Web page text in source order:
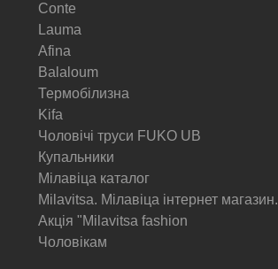
Conte
Lauma
Afina
Balaloum
Термобілизна
Kifa
Чоловічі труси FUKO UB
Купальники
Мілавіца каталог
Milavitsa. Мілавіца інтернет магазин.
Акція "Milavitsa fashion
Чоловікам